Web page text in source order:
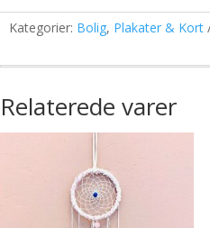
Kategorier: Bolig, Plakater & Kort
Relaterede varer